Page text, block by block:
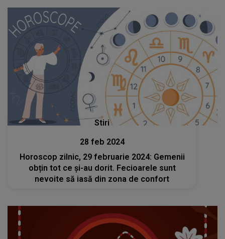
Stiri
28 feb 2024
Horoscop zilnic, 29 februarie 2024: Gemenii
obțin tot ce și-au dorit. Fecioarele sunt
nevoite să iasă din zona de confort